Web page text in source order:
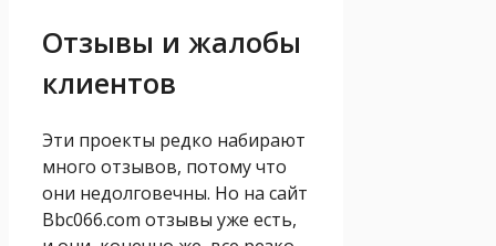
Отзывы и жалобы
клиентов
Эти проекты редко набирают
много отзывов, потому что
они недолговечны. Но на сайт
Bbc066.com отзывы уже есть,